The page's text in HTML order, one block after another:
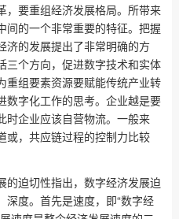
，要重组经济发展格局。所带来
间的一个非常重要的特征。把握
济的发展提出了非常明确的方
三个方向，促进数字技术和实体
重组要素资源要赋能传统产业转
数字化工作的思考。企业越是要
时企业应该自营物流。一般来
或，共应链过程的控制力比较
迫切性指出，数字经济发展迫
度。首先是速度，即“数字经